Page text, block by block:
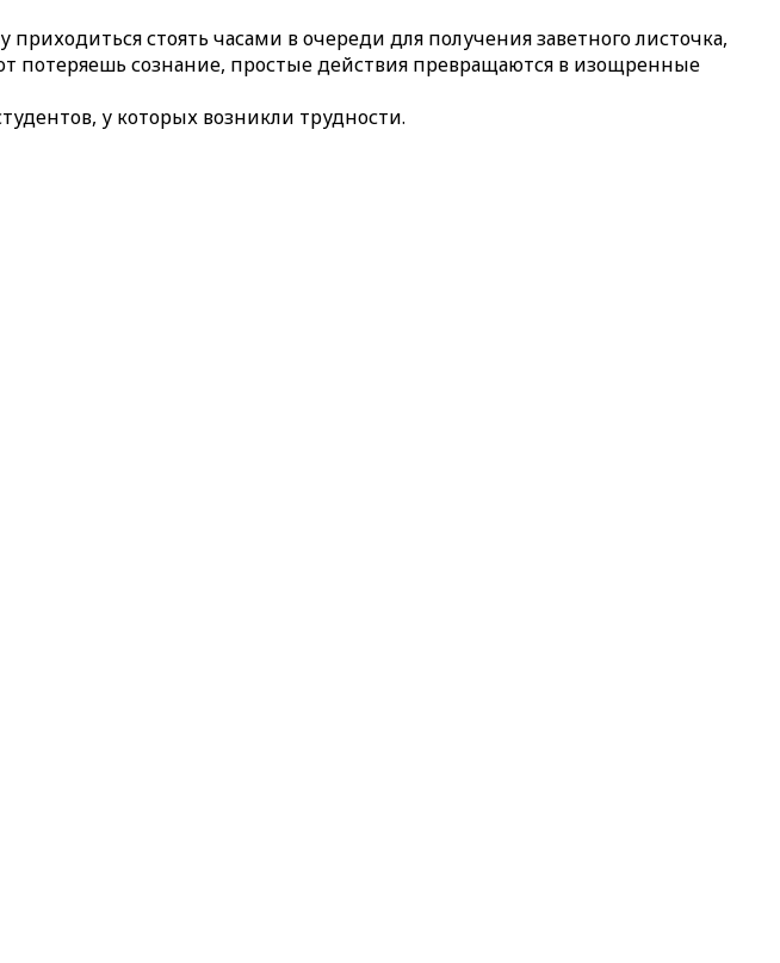
стоять часами в очереди для получения заветного листочка,
потеряешь сознание, простые действия превращаются в изощренные
у которых возникли трудности.